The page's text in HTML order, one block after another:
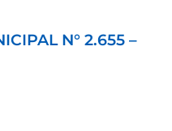
N° 2.655 –